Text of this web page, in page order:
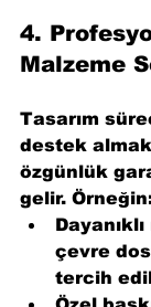
4.
Malzeme
Tasarım
destek
özgünlük
gelir.
çevre
tercih